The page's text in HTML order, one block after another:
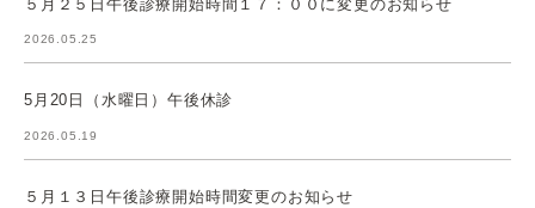
2026.05.25
5月20日（水曜日）午後休診
2026.05.19
５月１３日午後診療開始時間変更のお知らせ